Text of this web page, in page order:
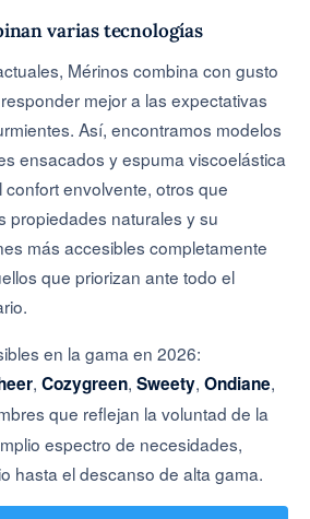
varias tecnologías
Mérinos combina con gusto
mejor a las expectativas
Así, encontramos modelos
ensacados y espuma viscoelástica
envolvente, otros que
propiedades naturales y su
más accesibles completamente
que priorizan ante todo el
en la gama en 2026:
, Cozygreen, Sweety, Ondiane,
que reflejan la voluntad de la
espectro de necesidades,
hasta el descanso de alta gama.